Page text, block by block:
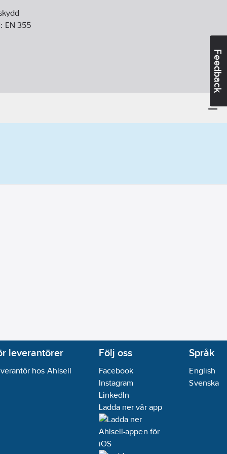
Feedback
EN 355
leverantörer
hos Ahlsell
Följ oss
Facebook
Instagram
LinkedIn
Ladda ner vår app
Språk
English
Svenska